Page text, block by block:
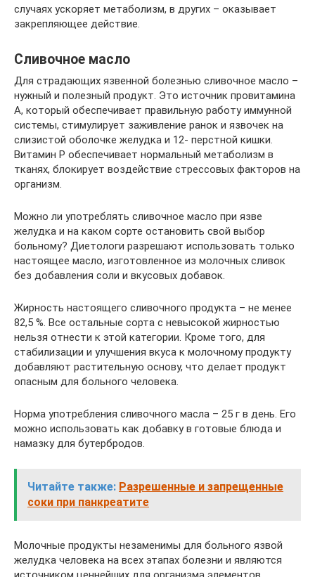
случаях ускоряет метаболизм, в других – оказывает
закрепляющее действие.
Сливочное масло
Для страдающих язвенной болезнью сливочное масло –
нужный и полезный продукт. Это источник провитамина
А, который обеспечивает правильную работу иммунной
системы, стимулирует заживление ранок и язвочек на
слизистой оболочке желудка и 12- перстной кишки.
Витамин Р обеспечивает нормальный метаболизм в
тканях, блокирует воздействие стрессовых факторов на
организм.
Можно ли употреблять сливочное масло при язве
желудка и на каком сорте остановить свой выбор
больному? Диетологи разрешают использовать только
настоящее масло, изготовленное из молочных сливок
без добавления соли и вкусовых добавок.
Жирность настоящего сливочного продукта – не менее
82,5 %. Все остальные сорта с невысокой жирностью
нельзя отнести к этой категории. Кроме того, для
стабилизации и улучшения вкуса к молочному продукту
добавляют растительную основу, что делает продукт
опасным для больного человека.
Норма употребления сливочного масла – 25 г в день. Его
можно использовать как добавку в готовые блюда и
намазку для бутербродов.
Читайте также: Разрешенные и запрещенные
соки при панкреатите
Молочные продукты незаменимы для больного язвой
желудка человека на всех этапах болезни и являются